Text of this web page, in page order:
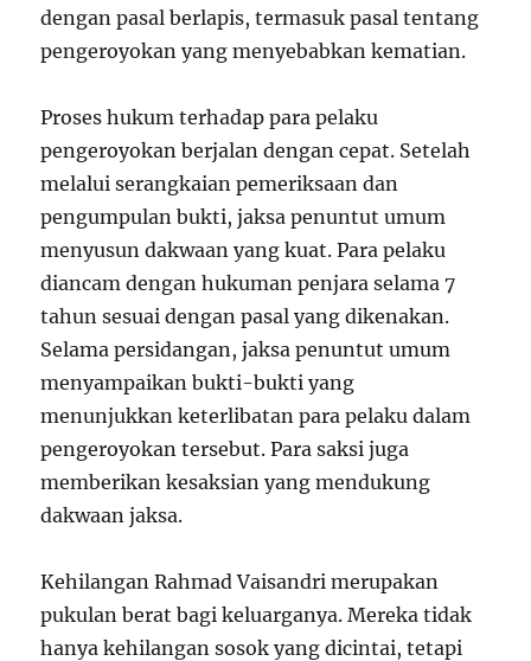
dengan pasal berlapis, termasuk pasal tentang
pengeroyokan yang menyebabkan kematian.
Proses hukum terhadap para pelaku
pengeroyokan berjalan dengan cepat. Setelah
melalui serangkaian pemeriksaan dan
pengumpulan bukti, jaksa penuntut umum
menyusun dakwaan yang kuat. Para pelaku
diancam dengan hukuman penjara selama 7
tahun sesuai dengan pasal yang dikenakan.
Selama persidangan, jaksa penuntut umum
menyampaikan bukti-bukti yang
menunjukkan keterlibatan para pelaku dalam
pengeroyokan tersebut. Para saksi juga
memberikan kesaksian yang mendukung
dakwaan jaksa.
Kehilangan Rahmad Vaisandri merupakan
pukulan berat bagi keluarganya. Mereka tidak
hanya kehilangan sosok yang dicintai, tetapi